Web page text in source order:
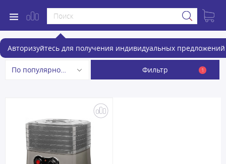
Авторизуйтесь для получения индивидуальных предложений
Сушилки для овощей и фруктов
По популярности Фильтр 1